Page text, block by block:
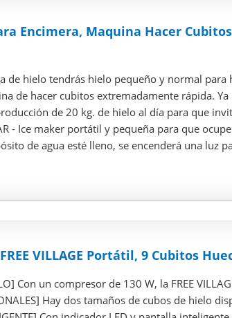
Encimera, Maquina Hacer
de hielo tendrás hielo pequeño y normal para
de hacer cubitos extremadamente rápida.
de 20 kg. de hielo al día para que
- Ice maker portátil y pequeña para que
de agua esté lleno, se encenderá una luz
VILLAGE Portátil, 9 Cubitos
Con un compresor de 130 W, la FREE
Hay dos tamaños de cubos de hielo